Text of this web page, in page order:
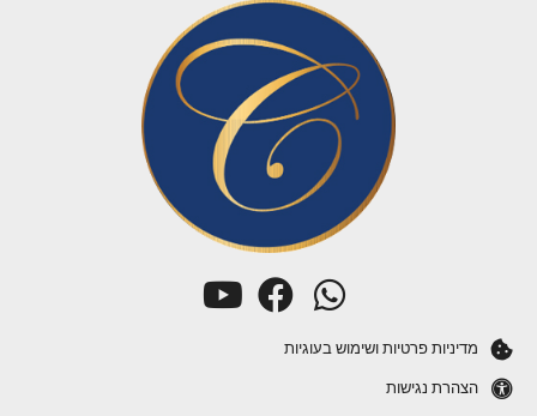
מדיניות פרטיות ושימוש בעוגיות
הצהרת נגישות